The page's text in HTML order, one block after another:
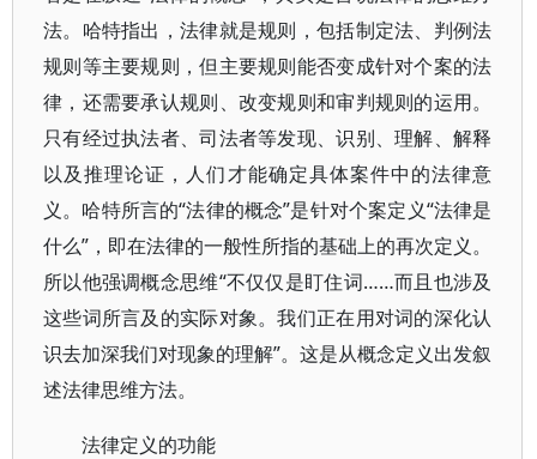
法。哈特指出，法律就是规则，包括制定法、判例法
规则等主要规则，但主要规则能否变成针对个案的法
律，还需要承认规则、改变规则和审判规则的运用。
只有经过执法者、司法者等发现、识别、理解、解释
以及推理论证，人们才能确定具体案件中的法律意
义。哈特所言的“法律的概念”是针对个案定义“法律是
什么”，即在法律的一般性所指的基础上的再次定义。
所以他强调概念思维“不仅仅是盯住词……而且也涉及
这些词所言及的实际对象。我们正在用对词的深化认
识去加深我们对现象的理解”。这是从概念定义出发叙
述法律思维方法。
法律定义的功能